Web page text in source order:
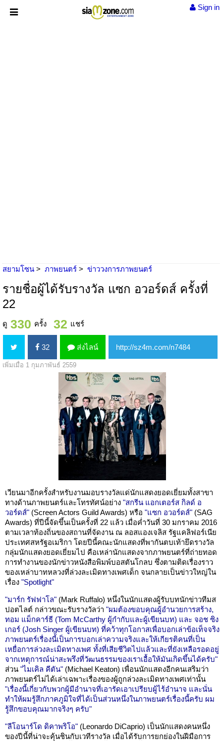
Sign in
สยามโซน ภาพยนตร์ ข่าววงการภาพยนตร์
รายชื่อผู้ได้รับรางวัล แซก อวอร์ดส์ ครั้งที่
22
ดู 330 ครั้ง 32 แชร์
32 ส่งไลน์
เพิ่มเมื่อ 1 กุมภาพันธ์ 2559
เวียนมาอีกครั้งสำหรับงานมอบรางวัลแด่นักแสดงยอดเยี่ยมทั้งสาขา
ทางด้านภาพยนตร์และโทรทัศน์อย่าง "สกรีน แอกเตอร์ส กิลด์ อ
วอร์ดส์" (Screen Actors Guild Awards) หรือ "แซก อวอร์ดส์" (SAG
Awards) ที่ปีนี้จัดขึ้นเป็นครั้งที่ 22 แล้ว เมื่อค่ำวันที่ 30 มกราคม 2016
ตามเวลาท้องถิ่นของสถานที่จัดงาน ณ ลอสแองเจลิส รัฐแคลิฟอร์เนีย
ประเทศสหรัฐอเมริกา โดยปีนี้คณะนักแสดงที่พากันตบเท้ายึดรางวัล
กลุ่มนักแสดงยอดเยี่ยมไป คือเหล่านักแสดงจากภาพยนตร์ที่ถ่ายทอด
การทำงานของนักข่าวหนังสือพิมพ์บอสตันโกลบ ซึ่งตามติดเรื่องราว
ของเหล่าบาทหลวงที่ล่วงละเมิดทางเพศเด็ก จนกลายเป็นข่าวใหญ่ใน
เรื่อง "Spotlight"
"มาร์ก รัฟฟาโล" (Mark Ruffalo) หนึ่งในนักแสดงผู้รับบทนักข่าวทีมส
ปอตไลต์ กล่าวขณะรับรางวัลว่า "ผมต้องขอบคุณผู้อำนวยการสร้าง,
ทอม แม็กคาร์ธี (Tom McCarthy ผู้กำกับและผู้เขียนบท) และ จอช ซิง
เกอร์ (Josh Singer ผู้เขียนบท) ที่คว้าทุกโอกาสเพื่อบอกเล่าข้อเท็จจริง
ภาพยนตร์เรื่องนี้เป็นการบอกเล่าความจริงและให้เกียรติคนที่เป็น
เหยื่อการล่วงละเมิดทางเพศ ทั้งที่เสียชีวิตไปแล้วและที่ยังเหลือรอดอยู่
จากเหตุการณ์น่าสะพรึงที่วัฒนธรรมของเราเอื้อให้มันเกิดขึ้นได้ครับ"
ส่วน "ไมเคิล คีตัน" (Michael Keaton) เพื่อนนักแสดงอีกคนเสริมว่า
ภาพยนตร์ไม่ได้เล่าเฉพาะเรื่องของผู้ถูกล่วงละเมิดทางเพศเท่านั้น
"เรื่องนี้เกี่ยวกับพวกผู้มีอำนาจที่เอารัดเอาเปรียบผู้ไร้อำนาจ และนั่น
ทำให้ผมรู้สึกภาคภูมิใจที่ได้เป็นส่วนหนึ่งในภาพยนตร์เรื่องนี้ครับ ผม
รู้สึกขอบคุณมากจริงๆ ครับ"
"ลีโอนาร์โด ดิคาพริโอ" (Leonardo DiCaprio) เป็นนักแสดงคนหนึ่ง
ของปีนี้ที่น่าจะคุ้นชินกับเวทีรางวัล เมื่อได้รับการยกย่องในฝีมือการ